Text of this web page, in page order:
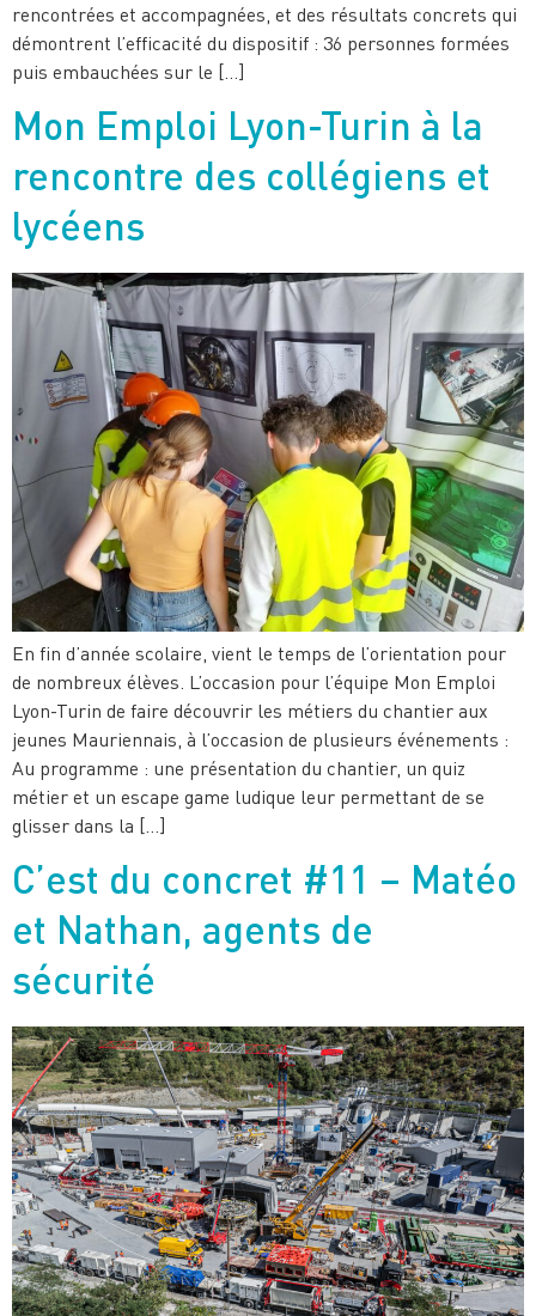
rencontrées et accompagnées, et des résultats concrets qui
démontrent l’efficacité du dispositif : 36 personnes formées
puis embauchées sur le […]
Mon Emploi Lyon-Turin à la
rencontre des collégiens et
lycéens
En fin d’année scolaire, vient le temps de l’orientation pour
de nombreux élèves. L’occasion pour l’équipe Mon Emploi
Lyon-Turin de faire découvrir les métiers du chantier aux
jeunes Mauriennais, à l’occasion de plusieurs événements :
Au programme : une présentation du chantier, un quiz
métier et un escape game ludique leur permettant de se
glisser dans la […]
C’est du concret #11 – Matéo
et Nathan, agents de
sécurité